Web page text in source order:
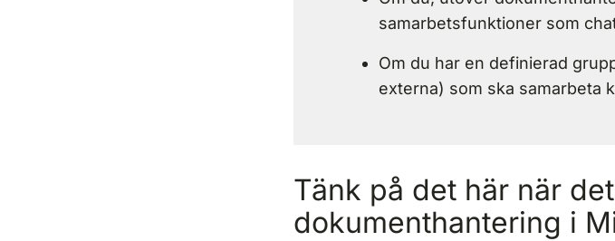
samarbetsfunktioner som
Om du har en definierad
externa) som ska samarbeta
Tänk på det här när
dokumenthantering i